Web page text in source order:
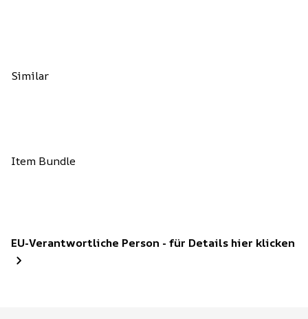
Similar
Item Bundle
EU-Verantwortliche Person - für Details hier klicken